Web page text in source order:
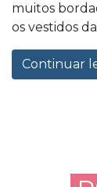
muitos
os vestidos
Continuar